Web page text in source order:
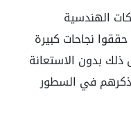
الهندسية
نجاحات كبيرة
بدون الاستعانة
في السطور